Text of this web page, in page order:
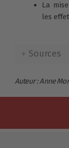
La
les
Sources
Auteur : Anne